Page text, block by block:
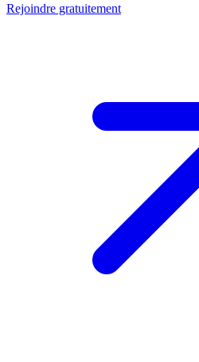
Rejoindre gratuitement